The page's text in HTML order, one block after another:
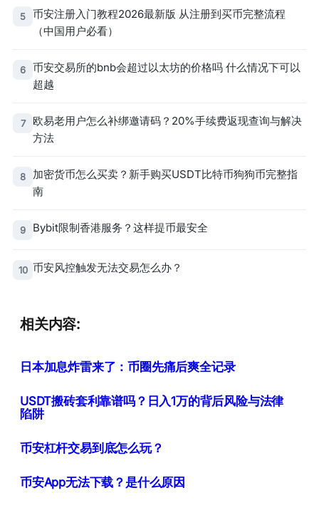
5
币安注册入门教程2026最新版 从注册到买币完整流程
（中国用户必看）
6
币安交易所的bnb会超过以太坊的价格吗 什么情况下可以
超越
7
欧易老用户怎么补绑邀请码？20%手续费返现查询与解决
方法
8
加密货币怎么买卖？新手购买USDT比特币狗狗币完整指
南
9 Bybit限制香港服务？这样提币最安全
10 币安风控触发无法交易怎么办？
相关内容:
日本加息炸雷来了：币圈先痛后爽全记录
USDT搬砖套利靠谱吗？日入1万的背后风险与法律
陷阱
币安杠杆交易到底怎么玩？
币安App无法下载？是什么原因